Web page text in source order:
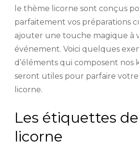
le thème licorne sont conçus
parfaitement vos préparations
ajouter une touche magique à
événement. Voici quelques
d’éléments qui composent nos
seront utiles pour parfaire
licorne.
Les étiquettes
licorne